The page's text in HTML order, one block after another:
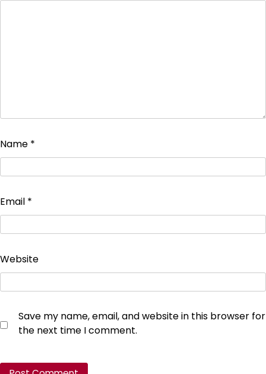
Name *
Email *
Website
Save my name, email, and website in this browser for
the next time I comment.